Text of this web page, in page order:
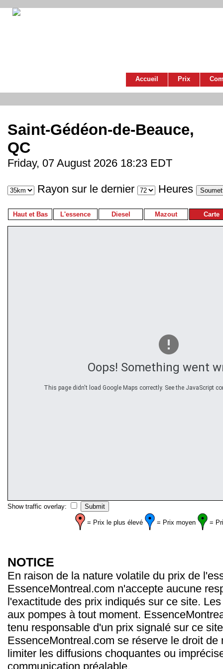
Accueil Prix
Saint-Gédéon-de-Beauce,
QC
Friday, 07 August 2026 18:23 EDT
Rayon sur le dernier Heures
Haut et Bas L'essence Diesel Mazout Carte
Oops! Something went
This page didn't load Google Maps correctly. See the JavaScript
Show traffic overlay:
= Prix le plus élevé = Prix moyen =
NOTICE
En raison de la nature volatile du prix de
EssenceMontreal.com n'accepte aucune
l'exactitude des prix indiqués sur ce site.
aux pompes à tout moment.
tenu responsable d'un prix signalé sur ce
EssenceMontreal.com se réserve le droit de
limiter les diffusions choquantes ou
communication préalable.